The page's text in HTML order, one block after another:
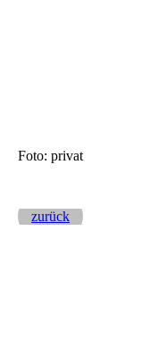
Foto: privat
zurück